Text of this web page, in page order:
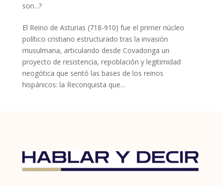
son...?
El Reino de Asturias (718-910) fue el primer núcleo
político cristiano estructurado tras la invasión
musulmana, articulando desde Covadonga un
proyecto de resistencia, repoblación y legitimidad
neogótica que sentó las bases de los reinos
hispánicos: la Reconquista que...